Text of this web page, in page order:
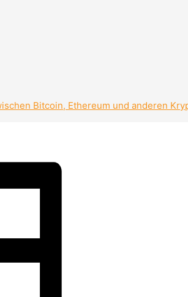
Bitcoin, Ethereum und anderen